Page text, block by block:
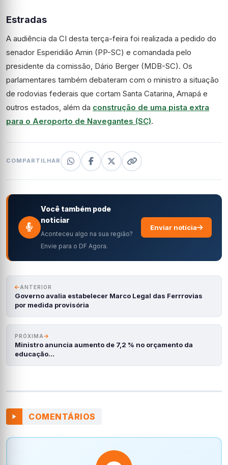
Estradas
A audiência da CI desta terça-feira foi realizada a pedido do
senador Esperidião Amin (PP-SC) e comandada pelo
presidente da comissão, Dário Berger (MDB-SC). Os
parlamentares também debateram com o ministro a situação
de rodovias federais que cortam Santa Catarina, Amapá e
outros estados, além da construção de uma pista extra
para o Aeroporto de Navegantes (SC).
COMPARTILHAR
Você também pode
noticiar
Aconteceu algo na sua região?
Envie para o DF Agora.
Enviar notícia
ANTERIOR
Governo avalia estabelecer Marco Legal das Ferrrovias
por medida provisória
PRÓXIMA
Ministro anuncia aumento de 7,2 % no orçamento da
educação…
COMENTÁRIOS